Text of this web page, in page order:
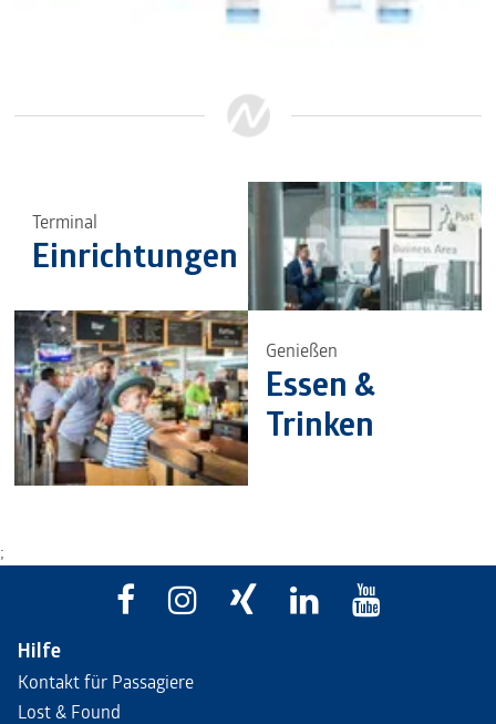
Terminal
Einrichtungen
Genießen
Essen &
Trinken
;
Hilfe
Kontakt für Passagiere
Lost & Found